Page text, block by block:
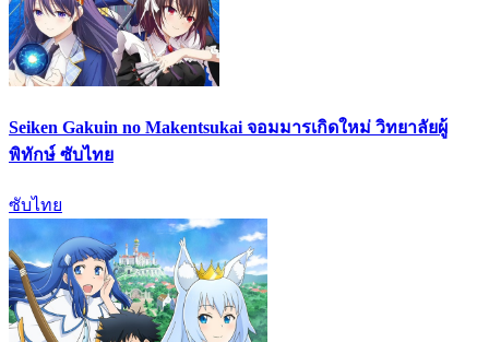
Seiken Gakuin no Makentsukai จอมมารเกิดใหม่ วิทยาลัยผู้
พิทักษ์ ซับไทย
ซับไทย